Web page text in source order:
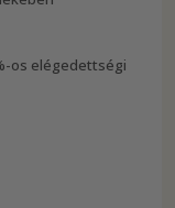
os elégedettségi